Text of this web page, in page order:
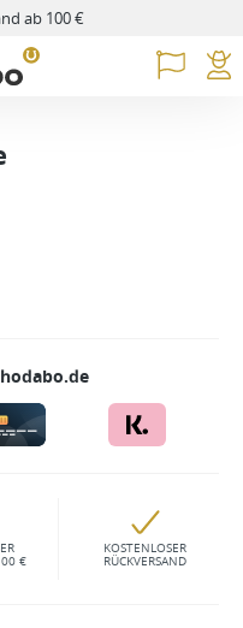
ab 100 €
hodabo.de
€
KOSTENLOSER
RÜCKVERSAND